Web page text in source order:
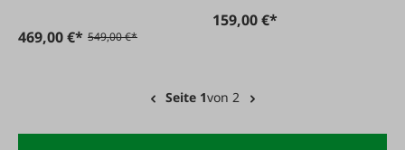
469,00 €* 549,00 €*
159,00 €*
Seite 1von 2